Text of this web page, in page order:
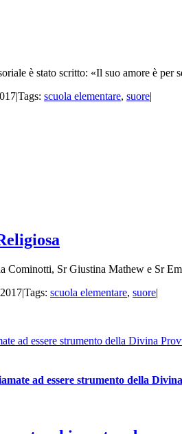
è stato scritto: «Il suo amore è
|Tags: scuola elementare, suore|
Sr Giustina Mathew e Sr
|Tags: scuola elementare, suore|
ad essere strumento della Divina
ad essere strumento della